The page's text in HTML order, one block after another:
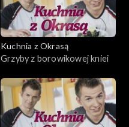
Kuchnia z Okrasą
Grzyby z borowikowej kniei